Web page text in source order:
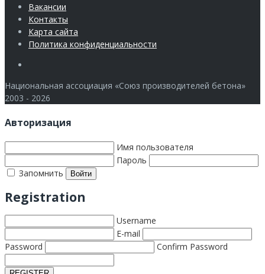
Вакансии
Контакты
Карта сайта
Политика конфиденциальности
Национальная ассоциация «Союз производителей бетона»
2003 - 2026
Авторизация
Имя пользователя
Пароль
Запомнить
Registration
Username
E-mail
Password
Confirm Password